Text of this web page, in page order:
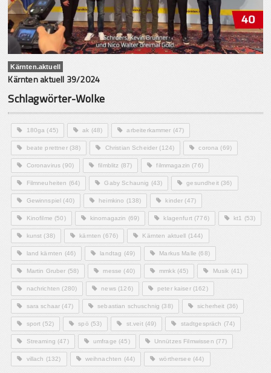
Kärnten.aktuell
Kärnten aktuell 39/2024
Schlagwörter-Wolke
180ga (45) ak (48) arbeiterkammer (47)
beate prettner(38) Christian Scheider (124) corona (69)
Coronavirus (90) filmblitz (87) filmmagazin (76)
Filmneuheiten (64) Gaby Schaunig (43) gesundheit(36)
Gewinnspiel (40) heimkino (138) kinder (47)
Kinofilme (50) kinomagazin (69) klagenfurt(776) kt1 (53)
kunst (38) kärnten (676) Kärnten aktuell (144)
land kärnten (46) landtag (49) Markus Malle (68)
Martin Gruber (58) messe (40) mmkk(45) Musik (41)
nachrichten (280) news(126) peter kaiser(162)
sara schaar (47) sebastian schuschnig (38) sicherheit (36)
sport (52) spö (53) st.veit(49) stadtgespräch (74)
Streaming (47) umfrage (45) Unnützes Filmwissen (77)
villach (132) weihnachten (44) wörthersee (44)